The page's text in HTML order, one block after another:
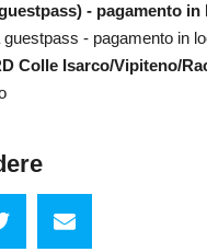
- pagamento in
guestpass - pagamento in
Colle Isarco/Vipiteno/